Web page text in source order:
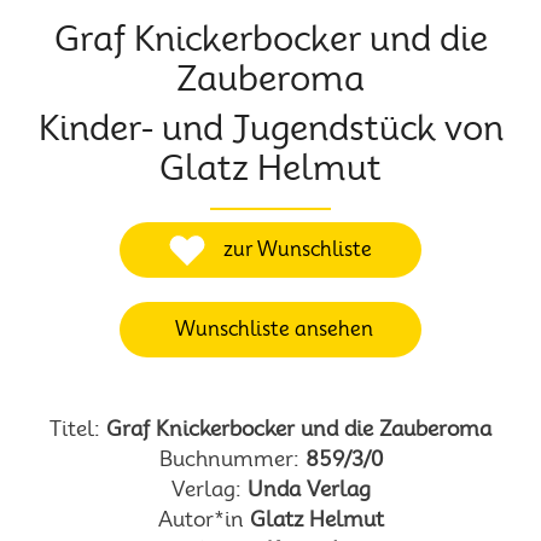
zur Wunschliste
Wunschliste ansehen
Graf Knickerbocker und die
Zauberoma
Kinder- und Jugendstück von
Glatz Helmut
Titel: Graf Knickerbocker und die Zauberoma
Buchnummer: 859/3/0
Verlag: Unda Verlag
Autor*in Glatz Helmut